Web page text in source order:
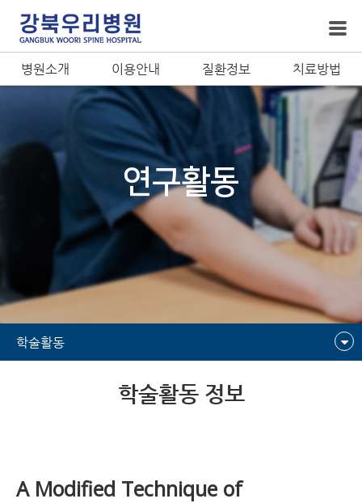
병원소개 이용안내 질환정보 치료방법
연구활동
학술활동
학술활동 정보
A Modified Technique of